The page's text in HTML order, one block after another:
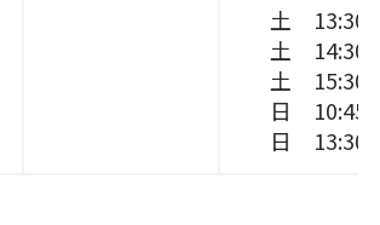
土 13:30
土 14:30
土 15:30
日 10:45
日 13:30